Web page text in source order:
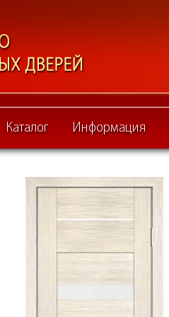
Каталог Информация